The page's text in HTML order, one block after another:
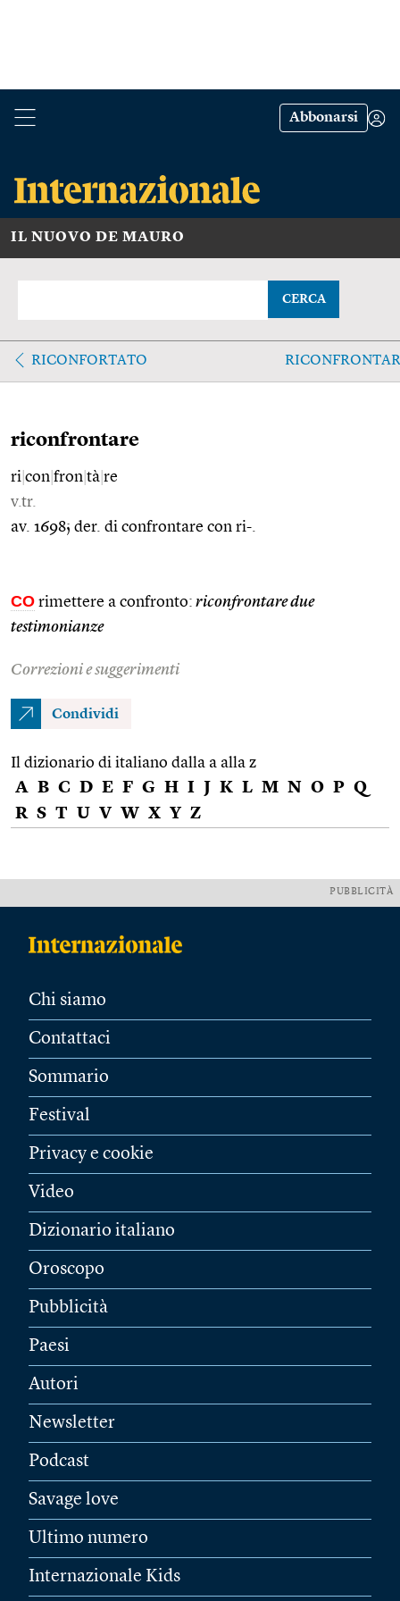
Abbonarsi
IL NUOVO DE MAURO
CERCA
RICONFORTATO
riconfrontare
ri con fron tà re
v.tr.
av. 1698; der. di confrontare con ri-.
CO rimettere a confronto: riconfrontare due
testimonianze
Correzioni e suggerimenti
Condividi
Il dizionario di italiano dalla a alla z
A B C D E F G H I J K L M N O P Q
R S T U V W X Y Z
PUBBLICITÀ
Chi siamo
Contattaci
Sommario
Festival
Privacy e cookie
Video
Dizionario italiano
Oroscopo
Pubblicità
Paesi
Autori
Newsletter
Podcast
Savage love
Ultimo numero
Internazionale Kids